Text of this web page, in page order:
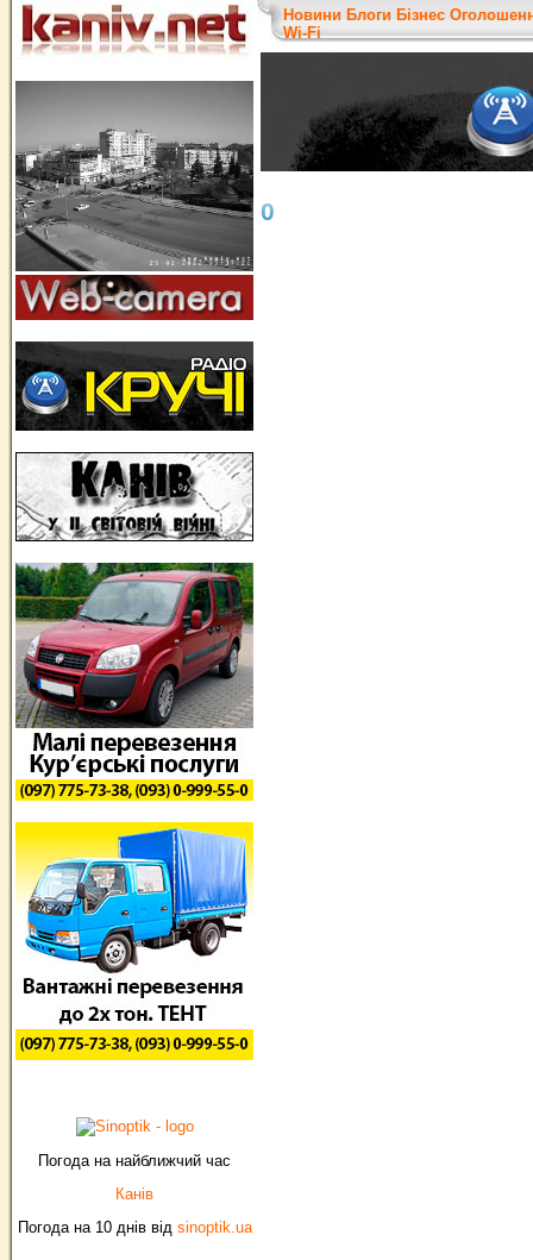
Погода на найближчий час
Канів
Погода на 10 днів від sinoptik.ua
Новини Блоги Бізнес
Wi-Fi
0